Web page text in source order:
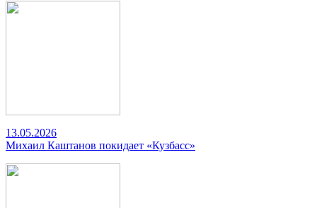
13.05.2026
Михаил Каштанов покидает «Кузбасс»